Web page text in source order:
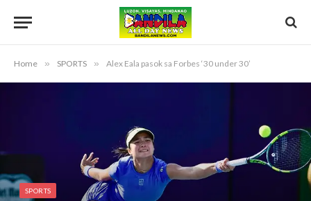
Home » SPORTS » Alex Eala pasok sa Forbes ‘30 under 30’
SPORTS